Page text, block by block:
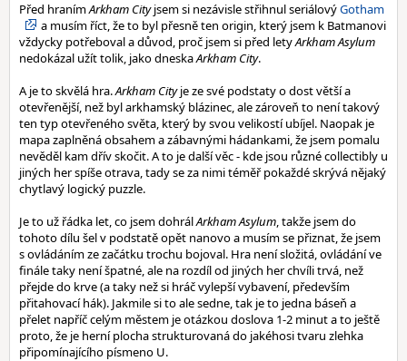
Před hranímArkham Cityjsem si nezávisle střihnul seriálovýGotham
a musím říct, že to byl přesně ten origin, který jsem k Batmanovi
vždycky potřeboval a důvod, proč jsem si před letyArkham Asylum
nedokázal užít tolik, jako dneskaArkham City.
A je to skvělá hra.Arkham Cityje ze své podstaty o dost větší a
otevřenější, než byl arkhamský blázinec, ale zároveň to není takový
ten typ otevřeného světa, který by svou velikostí ubíjel. Naopak je
mapa zaplněná obsahem a zábavnými hádankami, že jsem pomalu
nevěděl kam dřív skočit. A to je další věc - kde jsou různé collectibly u
jiných her spíše otrava, tady se za nimi téměř pokaždé skrývá nějaký
chytlavý logický puzzle.
Je to už řádka let, co jsem dohrálArkham Asylum, takže jsem do
tohoto dílu šel v podstatě opět nanovo a musím se přiznat, že jsem
s ovládáním ze začátku trochu bojoval. Hra není složitá, ovládání ve
finále taky není špatné, ale na rozdíl od jiných her chvíli trvá, než
přejde do krve (a taky než si hráč vylepší vybavení, především
přitahovací hák). Jakmile si to ale sedne, tak je to jedna báseň a
přelet napříč celým městem je otázkou doslova 1-2 minut a to ještě
proto, že je herní plocha strukturovaná do jakéhosi tvaru zlehka
připomínajícího písmeno U.